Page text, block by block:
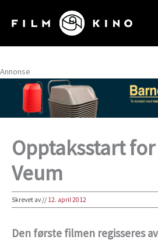
rett
innholdet
Annonse
Opptaksstart
Veum
Skrevet av// 12. april 2012
Den første filmen regisseres